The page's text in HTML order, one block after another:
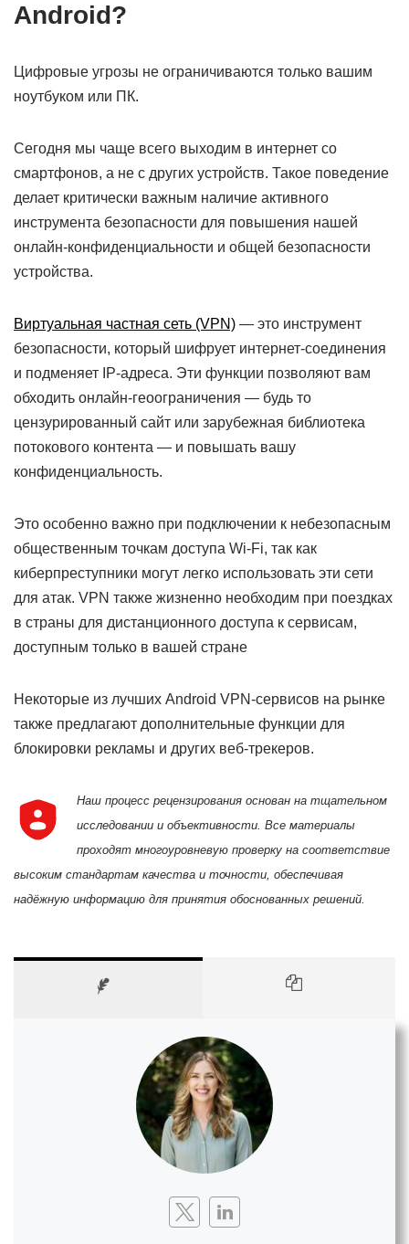
Android?
Цифровые угрозы не ограничиваются только вашим
ноутбуком или ПК.
Сегодня мы чаще всего выходим в интернет со
смартфонов, а не с других устройств. Такое поведение
делает критически важным наличие активного
инструмента безопасности для повышения нашей
онлайн-конфиденциальности и общей безопасности
устройства.
Виртуальная частная сеть (VPN) — это инструмент
безопасности, который шифрует интернет-соединения
и подменяет IP-адреса. Эти функции позволяют вам
обходить онлайн-геоограничения — будь то
цензурированный сайт или зарубежная библиотека
потокового контента — и повышать вашу
конфиденциальность.
Это особенно важно при подключении к небезопасным
общественным точкам доступа Wi-Fi, так как
киберпреступники могут легко использовать эти сети
для атак. VPN также жизненно необходим при поездках
в страны для дистанционного доступа к сервисам,
доступным только в вашей стране
Некоторые из лучших Android VPN-сервисов на рынке
также предлагают дополнительные функции для
блокировки рекламы и других веб-трекеров.
Наш процесс рецензирования основан на тщательном
исследовании и объективности. Все материалы
проходят многоуровневую проверку на соответствие
высоким стандартам качества и точности, обеспечивая
надёжную информацию для принятия обоснованных решений.